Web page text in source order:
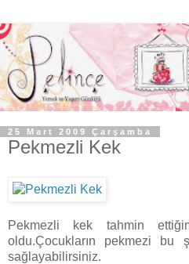
25 Mart 2009 Çarşamba
Pekmezli Kek
Pekmezli kek tahmin
oldu.Çocukların pekmezi bu
sağlayabilirsiniz.